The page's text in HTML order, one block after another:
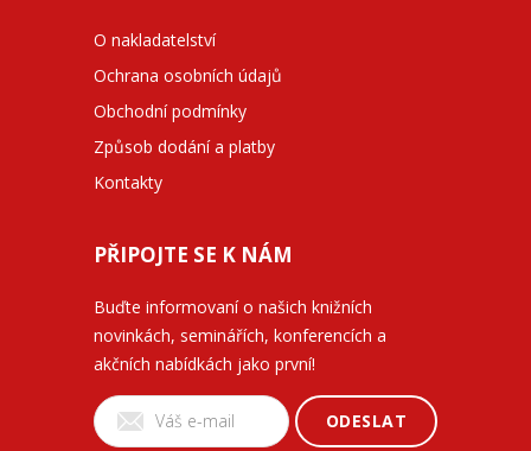
O nakladatelství
Ochrana osobních údajů
Obchodní podmínky
Způsob dodání a platby
Kontakty
PŘIPOJTE SE K NÁM
Buďte informovaní o našich knižních
novinkách, seminářích, konferencích a
akčních nabídkách jako první!
ODESLAT